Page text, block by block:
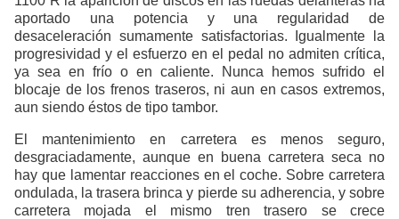
aportado una potencia y una regularidad de
desaceleración sumamente satisfactorias. Igualmente la
progresividad y el esfuerzo en el pedal no admiten crítica,
ya sea en frío o en caliente. Nunca hemos sufrido el
blocaje de los frenos traseros, ni aun en casos extremos,
aun siendo éstos de tipo tambor.
El mantenimiento en carretera es menos seguro,
desgraciadamente, aunque en buena carretera seca no
hay que lamentar reacciones en el coche. Sobre carretera
ondulada, la trasera brinca y pierde su adherencia, y sobre
carretera mojada el mismo tren trasero se crece